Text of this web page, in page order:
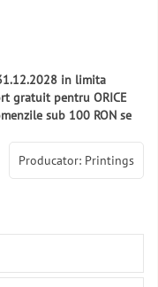
in limita
gratuit pentru ORICE
sub 100 RON se
Producator: Printings